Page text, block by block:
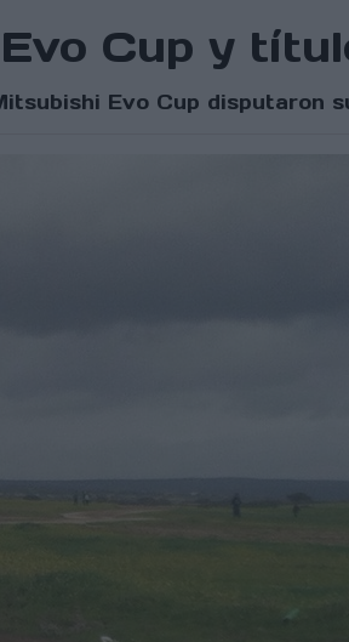
Cup y
Evo Cup disputaron